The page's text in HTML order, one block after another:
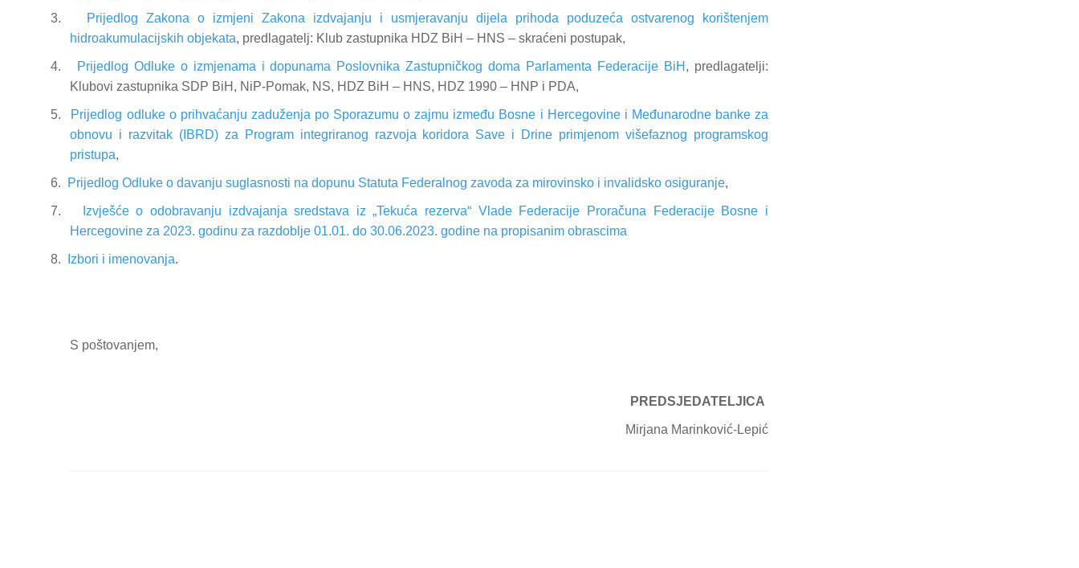
3.
Prijedlog Zakona o izmjeni Zakona izdvajanju i usmjeravanju dijela prihoda poduzeća ostvarenog korištenjem
hidroakumulacijskih objekata, predlagatelj: Klub zastupnika HDZ BiH – HNS – skraćeni postupak,
4. Prijedlog Odluke o izmjenama i dopunama Poslovnika Zastupničkog doma Parlamenta Federacije BiH , predlagatelji:
Klubovi zastupnika SDP BiH, NiP-Pomak, NS, HDZ BiH – HNS, HDZ 1990 – HNP i PDA,
5.
Prijedlog odluke o prihvaćanju zaduženja po Sporazumu o zajmu između Bosne i Hercegovine i Međunarodne banke za
obnovu i razvitak (IBRD) za Program integriranog razvoja koridora Save i Drine primjenom višefaznog programskog
pristupa,
6. Prijedlog Odluke o davanju suglasnosti na dopunu Statuta Federalnog zavoda za mirovinsko i invalidsko osiguranje,
7.
Izvješće o odobravanju izdvajanja sredstava iz „Tekuća rezerva“ Vlade Federacije Proračuna Federacije Bosne i
Hercegovine za 2023. godinu za razdoblje 01.01. do 30.06.2023. godine na propisanim obrascima
8. Izbori i imenovanja.
S poštovanjem,
PREDSJEDATELJICA
Mirjana Marinković-Lepić